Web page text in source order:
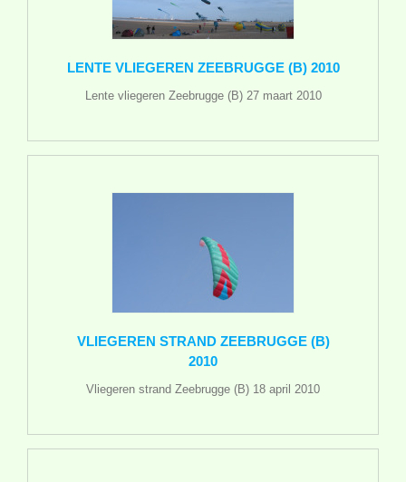
LENTE VLIEGEREN ZEEBRUGGE (B) 2010
Lente vliegeren Zeebrugge (B) 27 maart 2010
VLIEGEREN STRAND ZEEBRUGGE (B)
2010
Vliegeren strand Zeebrugge (B) 18 april 2010